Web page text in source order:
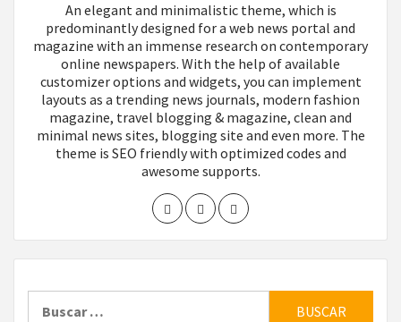
An elegant and minimalistic theme, which is
predominantly designed for a web news portal and
magazine with an immense research on contemporary
online newspapers. With the help of available
customizer options and widgets, you can implement
layouts as a trending news journals, modern fashion
magazine, travel blogging & magazine, clean and
minimal news sites, blogging site and even more. The
theme is SEO friendly with optimized codes and
awesome supports.